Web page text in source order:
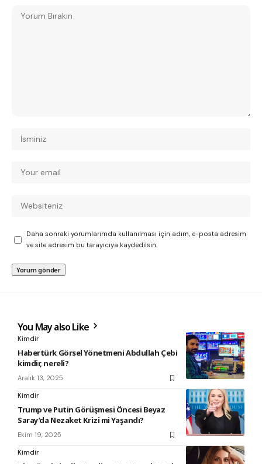
Daha sonraki yorumlarımda kullanılması için adım, e-posta adresim
ve site adresim bu tarayıcıya kaydedilsin.
You May also Like
Kimdir
Habertürk Görsel Yönetmeni Abdullah Çebi
kimdir, nereli?
Aralık 13, 2025
Kimdir
Trump ve Putin Görüşmesi Öncesi Beyaz
Saray’da Nezaket Krizi mi Yaşandı?
Ekim 19, 2025
Kimdir